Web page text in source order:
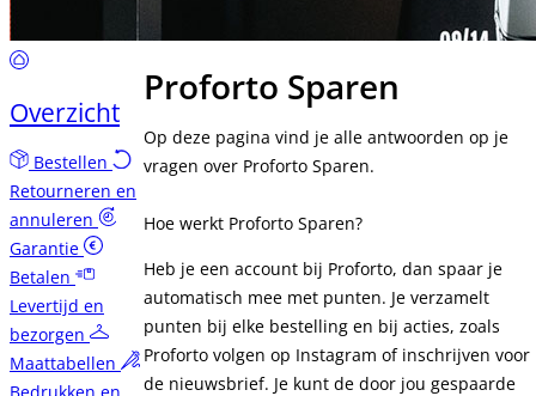
Overzicht
Bestellen
Retourneren en
annuleren
Garantie
Betalen
Levertijd en
bezorgen
Maattabellen
Proforto Sparen
Op deze pagina vind je alle antwoorden op je
vragen over Proforto Sparen.
Hoe werkt Proforto Sparen?
Heb je een account bij Proforto, dan spaar je
automatisch mee met punten. Je verzamelt
punten bij elke bestelling en bij acties, zoals
Proforto volgen op Instagram of inschrijven voor
de nieuwsbrief. Je kunt de door jou gespaarde